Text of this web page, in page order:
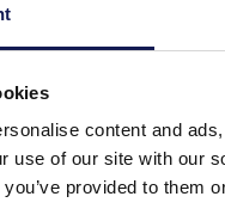
content and
use of our site with our
provided to them